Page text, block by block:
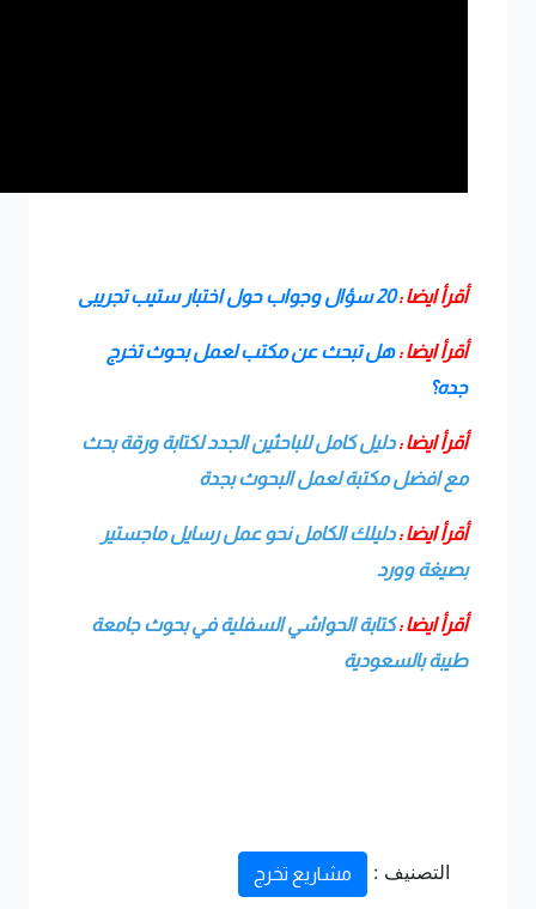
أقرأ ايضا :20 سؤال وجواب حول اختبار ستيب تجريبى
أقرأ ايضا :هل تبحث عن مكتب لعمل بحوث تخرج
جده؟
أقرأ ايضا :دليل كامل للباحثين الجدد لكتابة ورقة بحث
مع افضل مكتبة لعمل البحوث بجدة
أقرأ ايضا :دليلك الكامل نحو عمل رسايل ماجستير
بصيغة وورد
أقرأ ايضا :كتابة الحواشي السفلية في بحوث جامعة
طيبة بالسعودية
التصنيف : مشاريع تخرج